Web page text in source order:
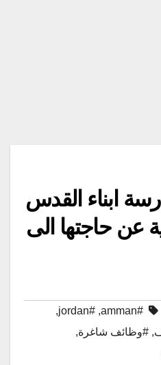
ابناء القدس
عن حاجتها الى
#amman
,
#jordan
,
, #وظائف شاغرة,